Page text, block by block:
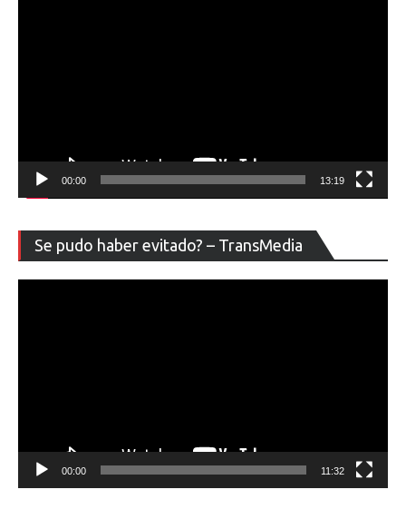
00:00 13:19
Se pudo haber evitado? – TransMedia
de
00:00 11:32